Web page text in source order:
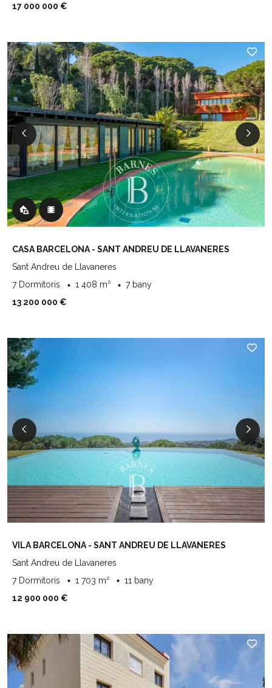
17 000 000 €
CASA BARCELONA - SANT ANDREU DE LLAVANERES
Sant Andreu de Llavaneres
7 Dormitoris
1 408 m²
7 bany
13 200 000 €
VILA BARCELONA - SANT ANDREU DE LLAVANERES
Sant Andreu de Llavaneres
7 Dormitoris
1 703 m²
11 bany
12 900 000 €